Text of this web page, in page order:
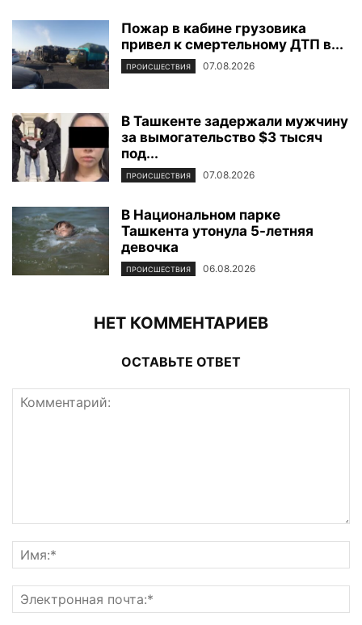
Пожар в кабине грузовика
привел к смертельному ДТП в...
ПРОИСШЕСТВИЯ 07.08.2026
В Ташкенте задержали мужчину
за вымогательство $3 тысяч
под...
ПРОИСШЕСТВИЯ 07.08.2026
В Национальном парке
Ташкента утонула 5-летняя
девочка
ПРОИСШЕСТВИЯ 06.08.2026
НЕТ КОММЕНТАРИЕВ
ОСТАВЬТЕ ОТВЕТ